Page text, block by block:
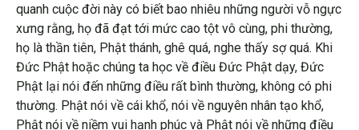
quanh cuộc đời này có biết bao nhiêu những người vỗ ngực
xưng rằng, họ đã đạt tới mức cao tột vô cùng, phi thường,
họ là thần tiên, Phật thánh, ghê quá, nghe thấy sợ quá. Khi
Đức Phật hoặc chúng ta học về điều Đức Phật dạy, Đức
Phật lại nói đến những điều rất bình thường, không có phi
thường. Phật nói về cái khổ, nói về nguyên nhân tạo khổ,
Phật nói về niềm vui hạnh phúc và Phật nói về những điều